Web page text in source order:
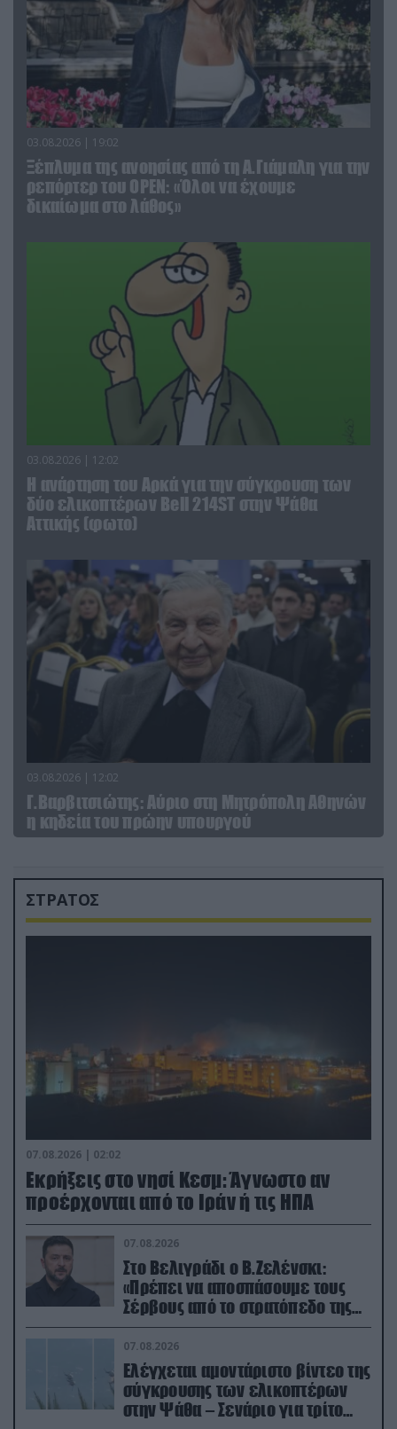
03.08.2026 | 19:02
Ξέπλυμα της ανοησίας από τη Α.Γιάμαλη για την
ρεπόρτερ του ΟΡΕΝ: «Όλοι να έχουμε
δικαίωμα στο λάθος»
03.08.2026 | 12:02
Η ανάρτηση του Αρκά για την σύγκρουση των
δύο ελικοπτέρων Bell 214ST στην Ψάθα
Αττικής (φωτο)
03.08.2026 | 12:02
Γ.Βαρβιτσιώτης: Aύριο στη Μητρόπολη Αθηνών
η κηδεία του πρώην υπουργού
ΣΤΡΑΤΟΣ
07.08.2026 | 02:02
Εκρήξεις στο νησί Κεσμ: Άγνωστο αν
προέρχονται από το Ιράν ή τις ΗΠΑ
07.08.2026
Στο Βελιγράδι ο Β.Ζελένσκι:
«Πρέπει να αποσπάσουμε τους
Σέρβους από το στρατόπεδο της
Ρωσίας»
07.08.2026
Ελέγχεται αμοντάριστο βίντεο της
σύγκρουσης των ελικοπτέρων
στην Ψάθα – Σενάριο για τρίτο